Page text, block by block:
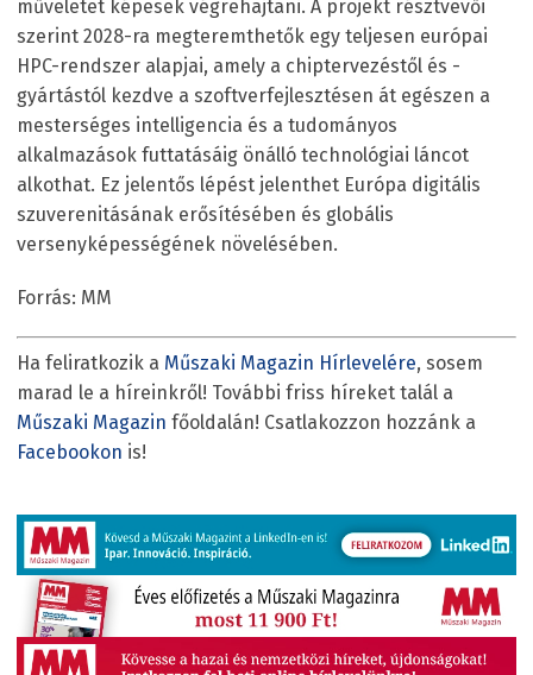
műveletet képesek végrehajtani. A projekt résztvevői
szerint 2028-ra megteremthetők egy teljesen európai
HPC-rendszer alapjai, amely a chiptervezéstől és -
gyártástól kezdve a szoftverfejlesztésen át egészen a
mesterséges intelligencia és a tudományos
alkalmazások futtatásáig önálló technológiai láncot
alkothat. Ez jelentős lépést jelenthet Európa digitális
szuverenitásának erősítésében és globális
versenyképességének növelésében.
Forrás: MM
Ha feliratkozik a Műszaki Magazin Hírlevelére, sosem
marad le a híreinkről! További friss híreket talál a
Műszaki Magazin főoldalán! Csatlakozzon hozzánk a
Facebookon is!